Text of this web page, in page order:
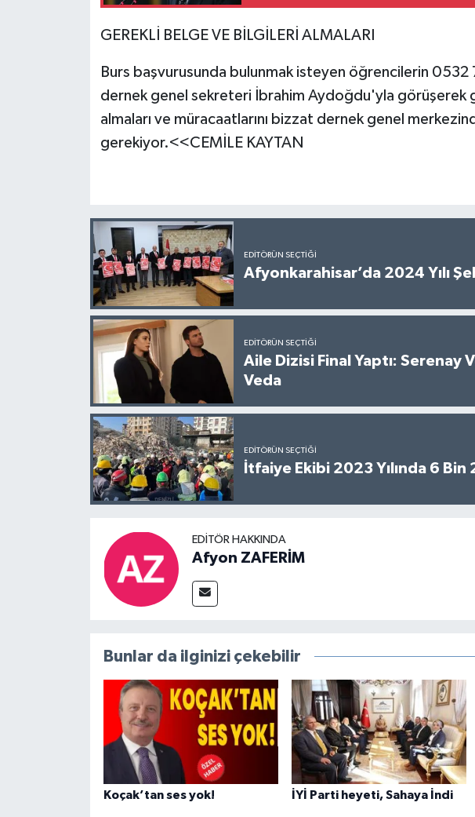
GEREKLİ BELGE VE BİLGİLERİ ALMALARI
Burs başvurusunda bulunmak isteyen öğrencilerin
dernek genel sekreteri İbrahim Aydoğdu'yla görüşerek
almaları ve müracaatlarını bizzat dernek genel
gerekiyor.<<CEMİLE KAYTAN
EDITÖRÜN SEÇTIĞI
Afyonkarahisar’da 2024 Yılı
EDITÖRÜN SEÇTIĞI
Aile Dizisi Final Yaptı: Serenay
Veda
EDITÖRÜN SEÇTIĞI
İtfaiye Ekibi 2023 Yılında 6
EDITÖR HAKKINDA
Afyon ZAFERİM
Bunlar da ilginizi çekebilir
Koçak’tan ses yok! İYİ Parti heyeti, Sahaya İndi